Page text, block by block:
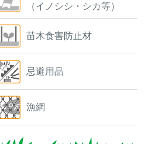
（イノシシ・シカ等）
苗木食害防止材
忌避用品
漁網